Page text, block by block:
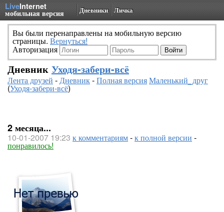
LiveInternet
мобильная версия Дневники Личка
Вы были перенаправлены на мобильную версию
страницы. Вернуться!
Авторизация
Дневник Уходя-забери-всё
Лента друзей -Дневник-Полная версияМаленький_друг
(Уходя-забери-всё)
2 месяца...
10-01-2007 19:23 к комментариям-к полной версии -
понравилось!